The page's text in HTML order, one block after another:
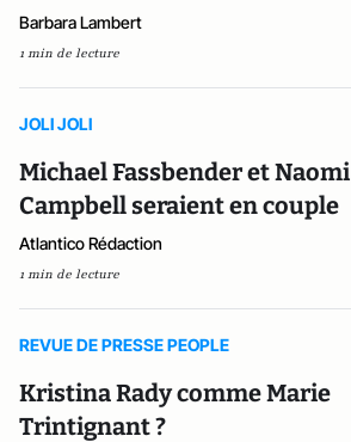
Barbara Lambert
1 min de lecture
JOLI JOLI
Michael Fassbender et Naomi
Campbell seraient en couple
Atlantico Rédaction
1 min de lecture
REVUE DE PRESSE PEOPLE
Kristina Rady comme Marie
Trintignant ?